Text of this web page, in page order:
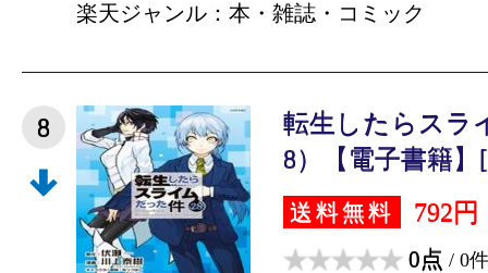
楽天ジャンル：本・雑誌・コミック
8
転生したらスラ
8）【電子書籍】
送料無料 792円
0点 / 0件